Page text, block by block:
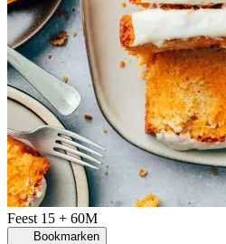
Feest 15 + 60M
Bookmarken